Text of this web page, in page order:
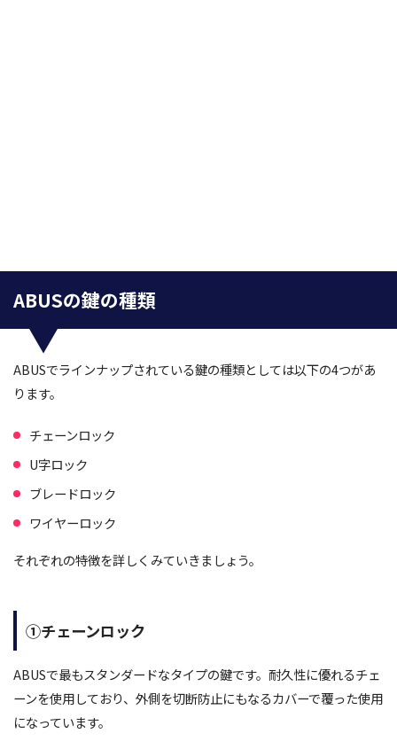
ABUSの鍵の種類
ABUSでラインナップされている鍵の種類としては以下の4つがあ
ります。
チェーンロック
U字ロック
ブレードロック
ワイヤーロック
それぞれの特徴を詳しくみていきましょう。
①チェーンロック
ABUSで最もスタンダードなタイプの鍵です。耐久性に優れるチェ
ーンを使用しており、外側を切断防止にもなるカバーで覆った使用
になっています。